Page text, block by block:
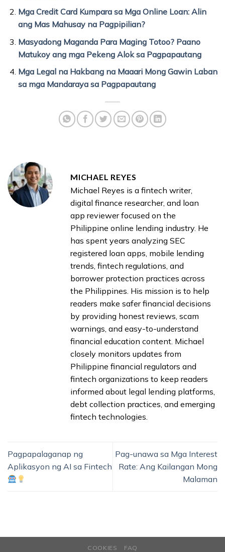
Mga Credit Card Kumpara sa Mga Online Loan: Alin
ang Mas Mahusay na Pagpipilian?
Masyadong Maganda Para Maging Totoo? Paano
Matukoy ang mga Pekeng Alok sa Pagpapautang
Mga Legal na Hakbang na Maaari Mong Gawin Laban
sa mga Mandaraya sa Pagpapautang
MICHAEL REYES
Michael Reyes is a fintech writer,
digital finance researcher, and loan
app reviewer focused on the
Philippine online lending industry. He
has spent years analyzing SEC
registered loan apps, mobile lending
trends, fintech regulations, and
borrower protection practices across
the Philippines. His mission is to help
readers make safer financial decisions
by providing honest reviews, scam
warnings, and easy-to-understand
financial education content. Michael
closely monitors updates from
Philippine financial regulators and
fintech organizations to keep readers
informed about legal lending platforms,
debt collection practices, and emerging
fintech technologies.
Pagpapalaganap ng
Aplikasyon ng AI sa Fintech
Pag-unawa sa Mga Interest
Rate: Ang Kailangan Mong
Malaman
COOKIES FAQ